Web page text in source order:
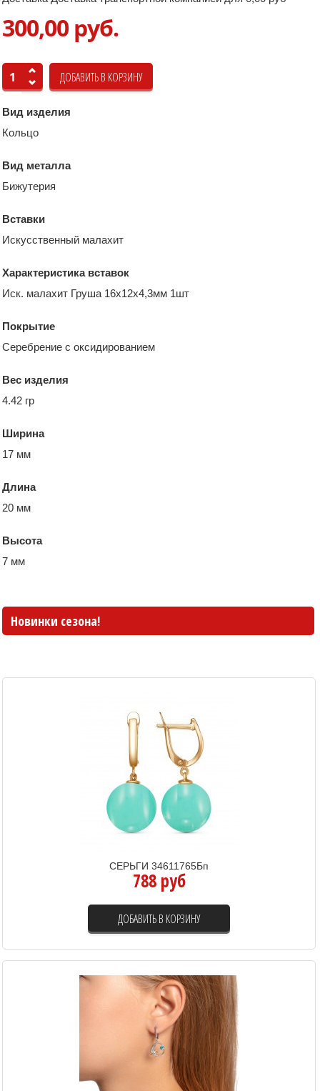
300,00 руб.
Вид изделия
Кольцо
Вид металла
Бижутерия
Вставки
Искусственный малахит
Характеристика вставок
Иск. малахит Груша 16х12х4,3мм 1шт
Покрытие
Серебрение с оксидированием
Вес изделия
4.42 гр
Ширина
17 мм
Длина
20 мм
Высота
7 мм
Новинки сезона!
СЕРЬГИ 34611765Бп
788 руб
ДОБАВИТЬ В КОРЗИНУ